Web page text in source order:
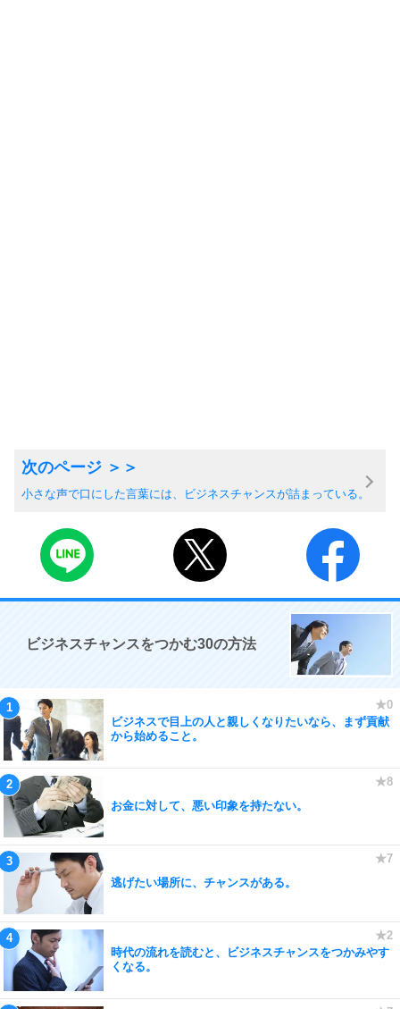
小さな声で口にした言葉には、ビジネスチャンスが詰まっている。
ビジネスチャンスをつかむ30の方法
ビジネスで目上の人と親しくなりたいなら、まず貢献
から始めること。
お金に対して、悪い印象を持たない。
逃げたい場所に、チャンスがある。
時代の流れを読むと、ビジネスチャンスをつかみやす
くなる。